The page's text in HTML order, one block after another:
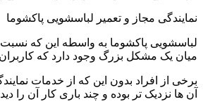
نمایندگی مجاز و تعمیر لباسشویی پاکشوما
لباسشویی پاکشوما به واسطه این که نسبت
میان یک مشکل بزرگ وجود دارد که
برخی از افراد بدون این که از خدمات
آن ها نزدیک تر بوده و چند باری کار آن را